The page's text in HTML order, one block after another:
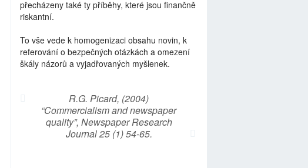
přecházeny také ty příběhy, které jsou finančně
riskantní.
To vše vede k homogenizaci obsahu novin, k
referování o bezpečných otázkách a omezení
škály názorů a vyjadřovaných myšlenek.
R.G. Picard, (2004)
“Commercialism and newspaper
quality”, Newspaper Research
Journal 25 (1) 54-65.